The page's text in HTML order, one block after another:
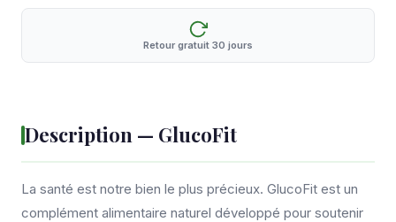
Retour gratuit 30 jours
Description — GlucoFit
La santé est notre bien le plus précieux. GlucoFit est un
complément alimentaire naturel développé pour soutenir